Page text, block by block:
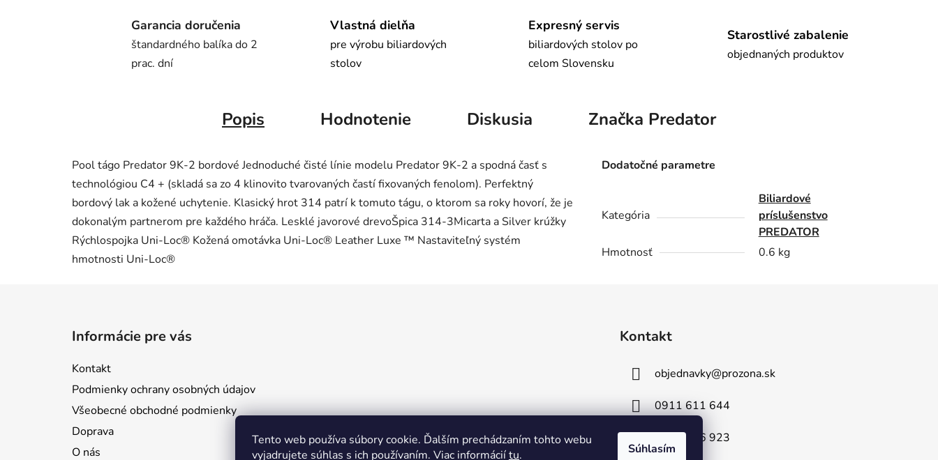
Tento web používa súbory cookie. Ďalším prechádzaním tohto webu
vyjadrujete súhlas s ich používaním. Viac informáciítu. Súhlasím
Garancia doručenia
štandardného balíka do 2
prac. dní
Vlastná dielňa
pre výrobu biliardových
stolov
Expresný servis
biliardových stolov po
celom Slovensku
Starostlivé zabalenie
objednaných produktov
Popis Hodnotenie Diskusia Značka Predator
Pool tágo Predator 9K-2 bordové Jednoduché čisté línie modelu Predator 9K-2 a spodná časť s
technológiou C4 + (skladá sa zo 4 klinovito tvarovaných častí fixovaných fenolom). Perfektný
bordový lak a kožené uchytenie. Klasický hrot 314 patrí k tomuto tágu, o ktorom sa roky hovorí, že je
dokonalým partnerom pre každého hráča. Lesklé javorové drevoŠpica 314-3Micarta a Silver krúžky
Rýchlospojka Uni-Loc® Kožená omotávka Uni-Loc® Leather Luxe ™ Nastaviteľný systém
hmotnosti Uni-Loc®
Dodatočné parametre
Kategória
Biliardové
príslušenstvo
PREDATOR
Hmotnosť
0.6 kg
Informácie pre vás
Kontakt
Podmienky ochrany osobných údajov
Všeobecné obchodné podmienky
Doprava
O nás
Kontakt
objednavky@prozona.sk
0911 611 644
0903 716 923